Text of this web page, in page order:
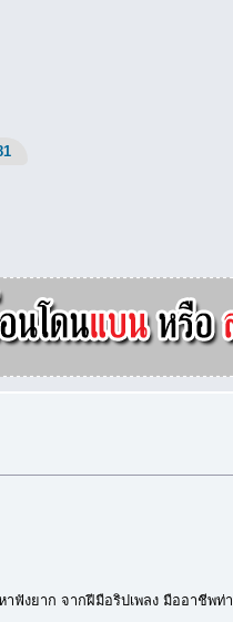
หาฟังยาก จากฝีมือริปเพลง มืออา